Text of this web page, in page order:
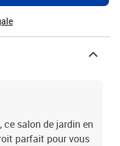
cmL'assemblage est
d'angle3 x canapé central7
salon de jardin en
parfait pour vous